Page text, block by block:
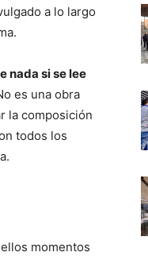
a lo largo
nada si se lee
es una obra
la composición
todos los
momentos